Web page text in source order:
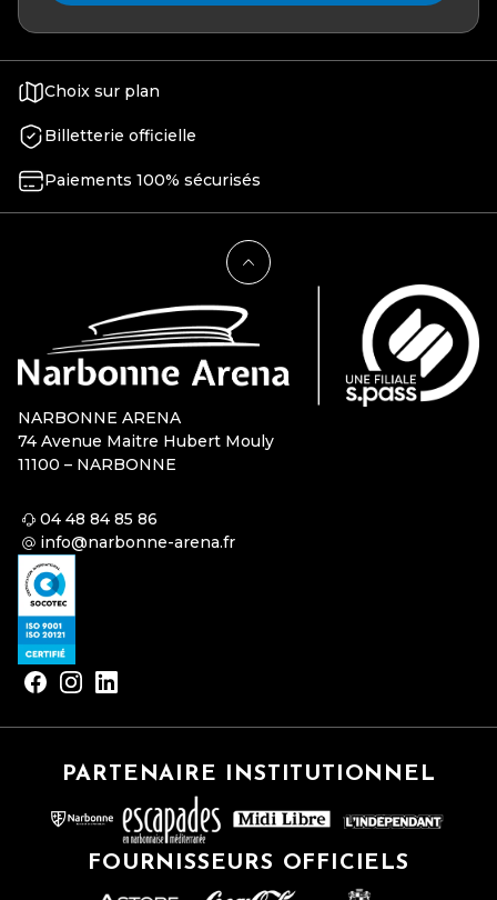
Choix sur plan
Billetterie officielle
Paiements 100% sécurisés
NARBONNE ARENA
74 Avenue Maitre Hubert Mouly
11100 – NARBONNE
04 48 84 85 86
info@narbonne-arena.fr
PARTENAIRE INSTITUTIONNEL
FOURNISSEURS OFFICIELS